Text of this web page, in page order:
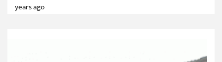
years ago